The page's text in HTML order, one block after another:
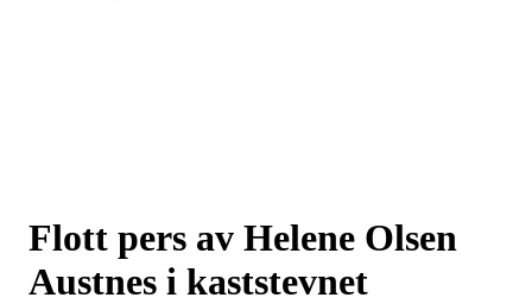
Flott pers av Helene Olsen
Austnes i kaststevnet